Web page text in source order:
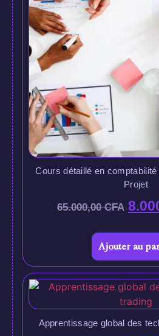
Cours détaillé en
Projet
65.000,00CFA
Ajouter au
Apprentissage global des